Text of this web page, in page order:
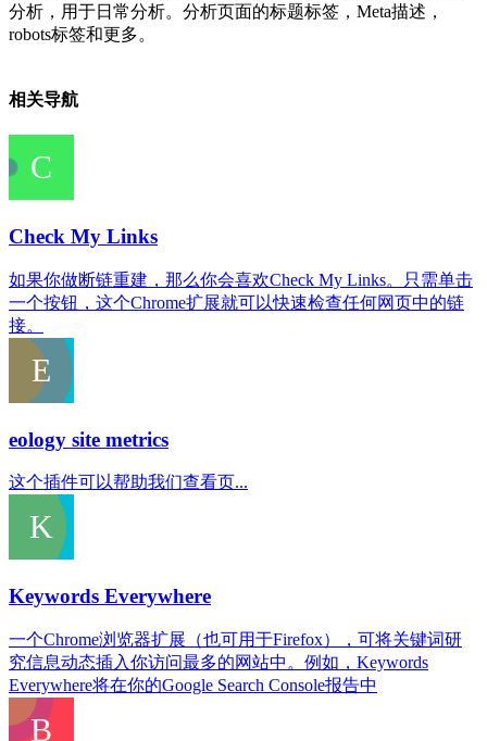
分析，用于日常分析。分析页面的标题标签，Meta描述，
robots标签和更多。
相关导航
Check My Links
如果你做断链重建，那么你会喜欢Check My Links。只需单击
一个按钮，这个Chrome扩展就可以快速检查任何网页中的链
接。
eology site metrics
这个插件可以帮助我们查看页...
Keywords Everywhere
一个Chrome浏览器扩展（也可用于Firefox），可将关键词研
究信息动态插入你访问最多的网站中。例如，Keywords
Everywhere将在你的Google Search Console报告中